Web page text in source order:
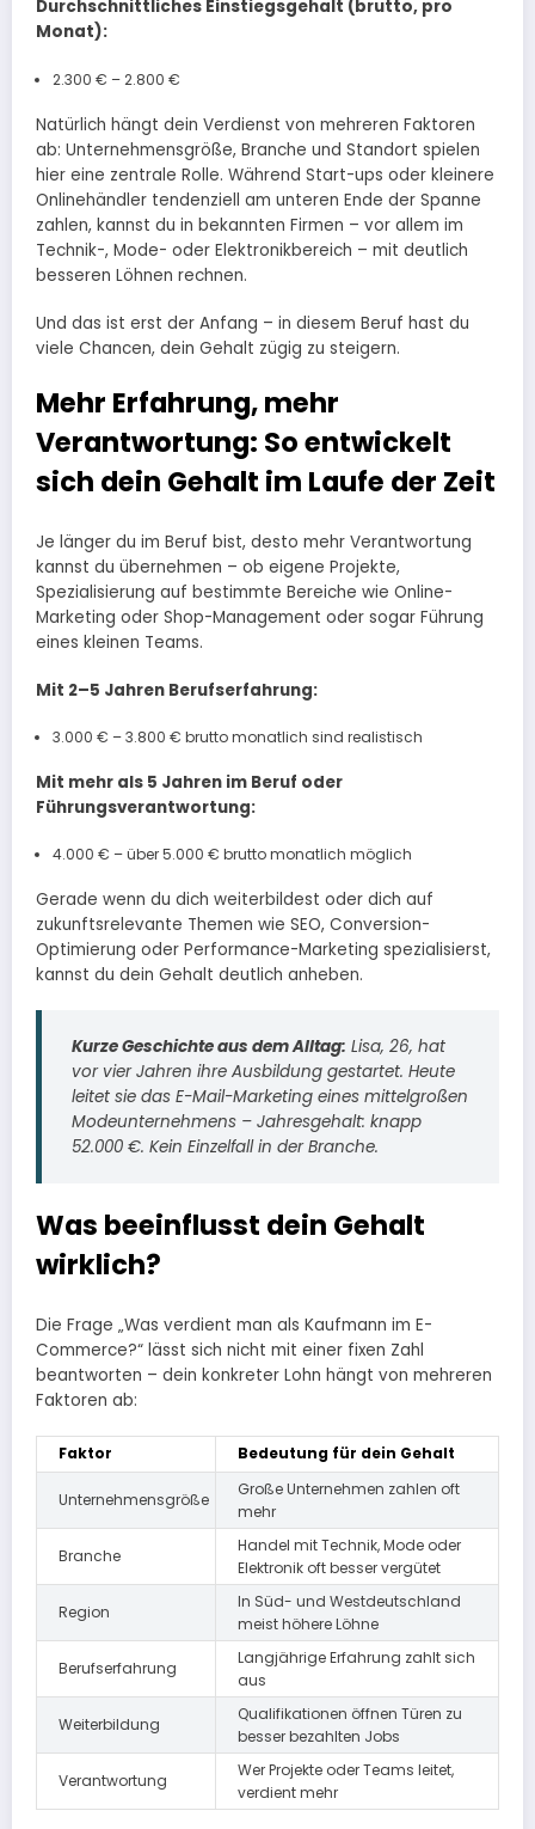
Durchschnittliches Einstiegsgehalt (brutto, pro
Monat):
2.300 € – 2.800 €
Natürlich hängt dein Verdienst von mehreren Faktoren
ab: Unternehmensgröße, Branche und Standort spielen
hier eine zentrale Rolle. Während Start-ups oder kleinere
Onlinehändler tendenziell am unteren Ende der Spanne
zahlen, kannst du in bekannten Firmen – vor allem im
Technik-, Mode- oder Elektronikbereich – mit deutlich
besseren Löhnen rechnen.
Und das ist erst der Anfang – in diesem Beruf hast du
viele Chancen, dein Gehalt zügig zu steigern.
Mehr Erfahrung, mehr
Verantwortung: So entwickelt
sich dein Gehalt im Laufe der Zeit
Je länger du im Beruf bist, desto mehr Verantwortung
kannst du übernehmen – ob eigene Projekte,
Spezialisierung auf bestimmte Bereiche wie Online-
Marketing oder Shop-Management oder sogar Führung
eines kleinen Teams.
Mit 2–5 Jahren Berufserfahrung:
3.000 € – 3.800 € brutto monatlich sind realistisch
Mit mehr als 5 Jahren im Beruf oder
Führungsverantwortung:
4.000 € – über 5.000 € brutto monatlich möglich
Gerade wenn du dich weiterbildest oder dich auf
zukunftsrelevante Themen wie SEO, Conversion-
Optimierung oder Performance-Marketing spezialisierst,
kannst du dein Gehalt deutlich anheben.
Kurze Geschichte aus dem Alltag: Lisa, 26, hat
vor vier Jahren ihre Ausbildung gestartet. Heute
leitet sie das E-Mail-Marketing eines mittelgroßen
Modeunternehmens – Jahresgehalt: knapp
52.000 €. Kein Einzelfall in der Branche.
Was beeinflusst dein Gehalt
wirklich?
Die Frage „Was verdient man als Kaufmann im E-
Commerce?“ lässt sich nicht mit einer fixen Zahl
beantworten – dein konkreter Lohn hängt von mehreren
Faktoren ab:
Faktor Bedeutung für dein Gehalt
Unternehmensgröße
Große Unternehmen zahlen oft
mehr
Branche
Handel mit Technik, Mode oder
Elektronik oft besser vergütet
Region
In Süd- und Westdeutschland
meist höhere Löhne
Berufserfahrung
Langjährige Erfahrung zahlt sich
aus
Weiterbildung
Qualifikationen öffnen Türen zu
besser bezahlten Jobs
Verantwortung
Wer Projekte oder Teams leitet,
verdient mehr